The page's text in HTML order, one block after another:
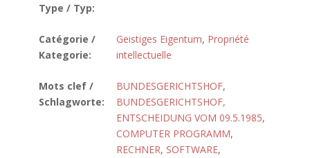
Type / Typ:
Catégorie /
Kategorie:
Geistiges Eigentum, Propriété
intellectuelle
Mots clef /
Schlagworte:
BUNDESGERICHTSHOF,
BUNDESGERICHTSHOF,
ENTSCHEIDUNG VOM 09.5.1985,
COMPUTER PROGRAMM,
RECHNER, SOFTWARE,